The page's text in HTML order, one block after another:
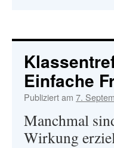
Einfache
Publiziert am 7.
Manchmal
Wirkung